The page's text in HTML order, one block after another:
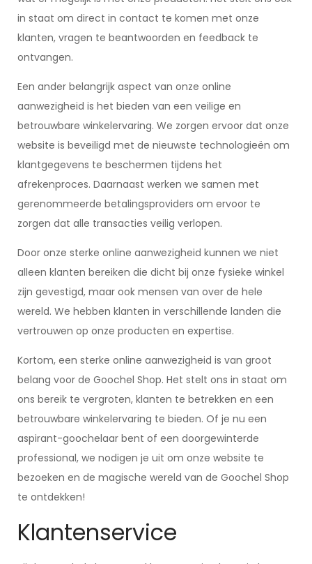
in staat om direct in contact te komen met onze
klanten, vragen te beantwoorden en feedback te
ontvangen.
Een ander belangrijk aspect van onze online
aanwezigheid is het bieden van een veilige en
betrouwbare winkelervaring. We zorgen ervoor dat onze
website is beveiligd met de nieuwste technologieën om
klantgegevens te beschermen tijdens het
afrekenproces. Daarnaast werken we samen met
gerenommeerde betalingsproviders om ervoor te
zorgen dat alle transacties veilig verlopen.
Door onze sterke online aanwezigheid kunnen we niet
alleen klanten bereiken die dicht bij onze fysieke winkel
zijn gevestigd, maar ook mensen van over de hele
wereld. We hebben klanten in verschillende landen die
vertrouwen op onze producten en expertise.
Kortom, een sterke online aanwezigheid is van groot
belang voor de Goochel Shop. Het stelt ons in staat om
ons bereik te vergroten, klanten te betrekken en een
betrouwbare winkelervaring te bieden. Of je nu een
aspirant-goochelaar bent of een doorgewinterde
professional, we nodigen je uit om onze website te
bezoeken en de magische wereld van de Goochel Shop
te ontdekken!
Klantenservice